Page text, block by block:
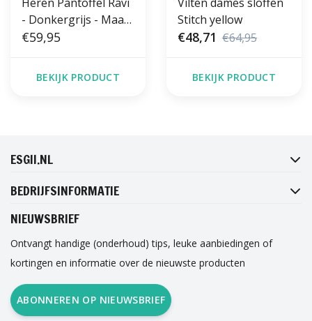
- Donkergrijs - Maat
42 t/m 46 - Harde
€59,95
BEKIJK PRODUCT
Stitch yellow
€48,71 €64,95
BEKIJK PRODUCT
ESGII.NL
BEDRIJFSINFORMATIE
NIEUWSBRIEF
Ontvangt handige (onderhoud) tips, leuke aanbiedingen of
kortingen en informatie over de nieuwste producten
ABONNEREN OP NIEUWSBRIEF